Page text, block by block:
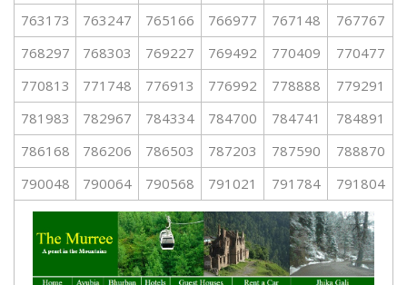
763173 763247 765166 766977 767148
767767
768297
768303 769227 769492 770409
770477
770813
771748 776913 776992 778888
779291
781983
782967 784334 784700 784741
784891
786168
786206 786503 787203 787590
788870
790048
790064 790568 791021 791784 791804